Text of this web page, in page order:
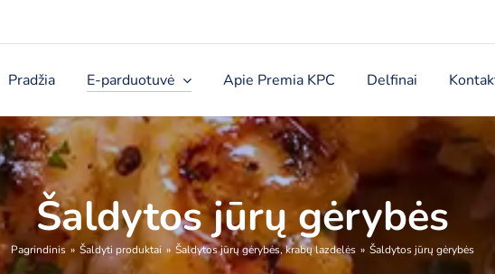
Pradžia E-parduotuvė Apie Premia KPC Delfinai
Šaldytos jūrų gėrybės
Pagrindinis Šaldyti produktai Šaldytos jūrų gėrybės, krabų lazdelės Šaldytos jūrų gėrybės